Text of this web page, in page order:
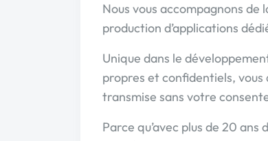
Nous vous accompagnons de
production d’applications
Unique dans le
propres et confidentiels,
transmise sans votre
Parce qu’avec plus de 20